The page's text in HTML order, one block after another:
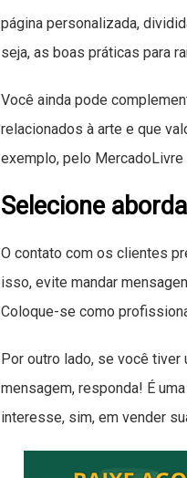
página personalizada,
seja, as boas práticas para
Você ainda pode
relacionados à arte e que
exemplo, pelo
Selecione
O contato com os clientes
isso, evite mandar
Coloque-se como
Por outro lado, se você tiver
mensagem, responda! É
interesse, sim, em vender